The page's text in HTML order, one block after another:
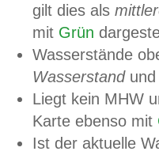
gilt dies als
mit Grün
Wasserstände
Wasserstandund
Liegt kein MHW
Karte ebenso mit
Ist der aktuelle